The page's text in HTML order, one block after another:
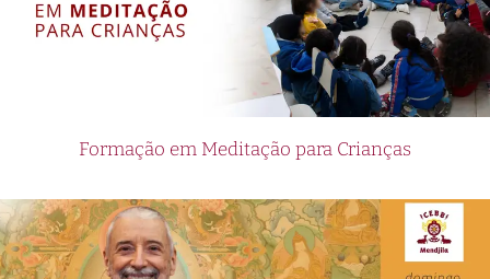
Formação em Meditação para Crianças